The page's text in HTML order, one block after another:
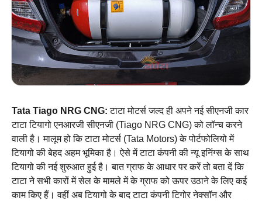
Tata Tiago NRG CNG: टाटा मोटर्स जल्द ही अपने नई सीएनजी कार
टाटा टियागो एनआरजी सीएनजी (Tiago NRG CNG) को लॉन्च करने
वाली है। मालूम हो कि टाटा मोटर्स (Tata Motors) के पोर्टफोलियो में
टियागो की बेहद अहम भूमिका है। ऐसे में टाटा कंपनी की न्यू इनिंग्स के साथ
टियागो की नई शुरुआत हुई है। बात ग्राफ के आधार पर करें तो बता दें कि
टाटा ने सभी कारों में सेल के मामले में के ग्राफ को ऊपर उठाने के लिए कई
काम किए हैं। वहीं अब टियागो के बाद टाटा कंपनी टिगोर नेक्सॉन और